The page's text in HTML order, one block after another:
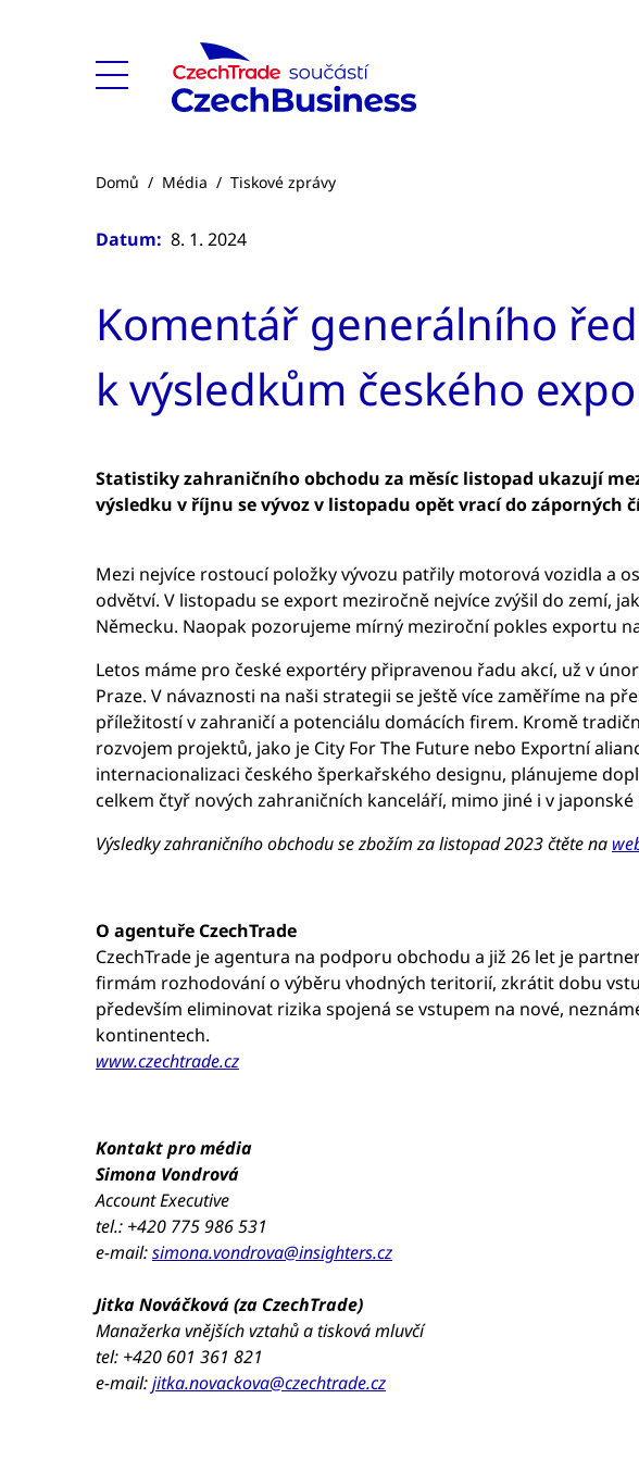
Domů / Média / Tiskové zprávy
Datum: 8. 1. 2024
Komentář generálního
k výsledkům českého
Statistiky zahraničního obchodu za měsíc listopad ukazují
výsledku v říjnu se vývoz v listopadu opět vrací do záporných
Mezi nejvíce rostoucí položky vývozu patřily motorová vozidla a
odvětví. V listopadu se export meziročně nejvíce zvýšil do zemí,
Německu. Naopak pozorujeme mírný meziroční pokles exportu
Letos máme pro české exportéry připravenou řadu akcí, už v
Praze. V návaznosti na naši strategii se ještě více zaměříme na
příležitostí v zahraničí a potenciálu domácích firem. Kromě
rozvojem projektů, jako je City For The Future nebo Exportní
internacionalizaci českého šperkařského designu, plánujeme
celkem čtyř nových zahraničních kanceláří, mimo jiné i v japonské
Výsledky zahraničního obchodu se zbožím za listopad 2023 čtěte na
O agentuře CzechTrade
CzechTrade je agentura na podporu obchodu a již 26 let je
firmám rozhodování o výběru vhodných teritorií, zkrátit dobu
především eliminovat rizika spojená se vstupem na nové,
kontinentech.
www.czechtrade.cz
Kontakt pro média
Simona Vondrová
Account Executive
tel.: +420 775 986 531
e-mail:simona.vondrova@insighters.cz
Jitka Nováčková (za CzechTrade)
Manažerka vnějších vztahů a tisková mluvčí
tel: +420 601 361 821
e-mail:jitka.novackova@czechtrade.cz